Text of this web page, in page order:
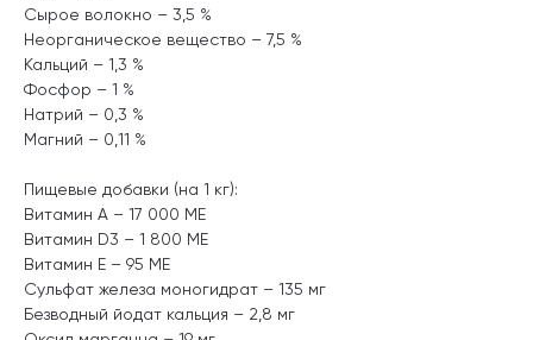
Сырое волокно – 3,5 %
Неорганическое вещество – 7,5 %
Кальций – 1,3 %
Фосфор – 1 %
Натрий – 0,3 %
Магний – 0,11 %
Пищевые добавки (на 1 кг):
Витамин А – 17 000 МЕ
Витамин D3 – 1 800 МЕ
Витамин Е – 95 МЕ
Сульфат железа моногидрат – 135 мг
Безводный йодат кальция – 2,8 мг